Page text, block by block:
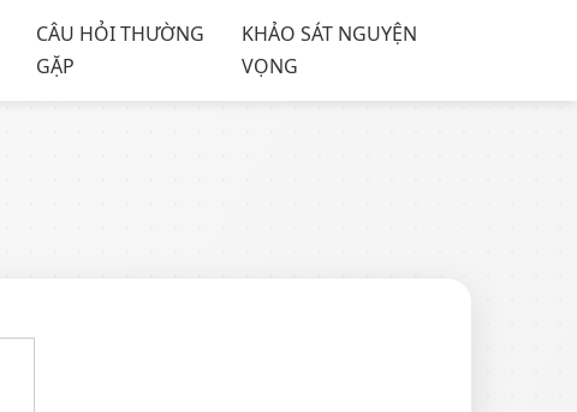
CÂU HỎI THƯỜNG
GẶP
KHẢO SÁT NGUYỆN
VỌNG